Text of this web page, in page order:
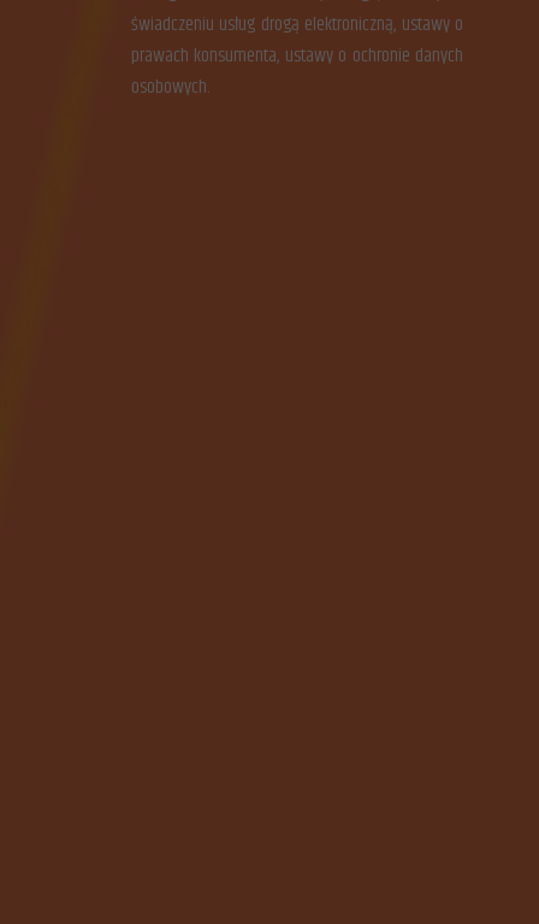
świadczeniu usług drogą elektroniczną, ustawy o
prawach konsumenta, ustawy o ochronie danych
osobowych.